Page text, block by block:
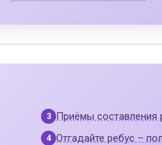
Приёмы составления
Отгадайте ребус –